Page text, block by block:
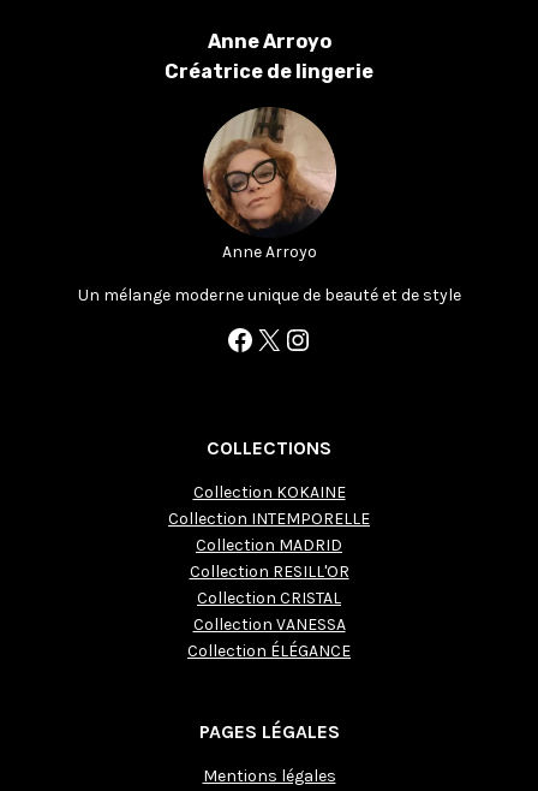
Anne Arroyo
Créatrice de lingerie
Anne Arroyo
Un mélange moderne unique de beauté et de style
Facebook
X Instagram
COLLECTIONS
Collection KOKAINE
Collection INTEMPORELLE
Collection MADRID
Collection RESILL'OR
Collection CRISTAL
Collection VANESSA
Collection ÉLÉGANCE
PAGES LÉGALES
Mentions légales